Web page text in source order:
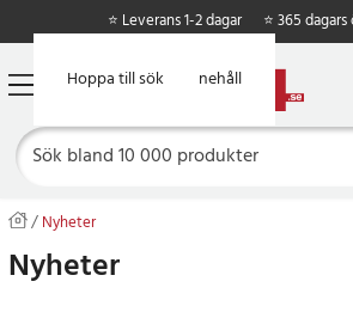
Hoppa till huvudinnehåll
Hoppa till sök
⭐ Leverans 1-2 dagar ⭐ 365
Nyheter
Nyheter